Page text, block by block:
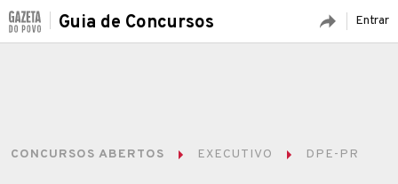
Entrar
Guia de Concursos
CONCURSOS ABERTOS EXECUTIVO DPE-PR